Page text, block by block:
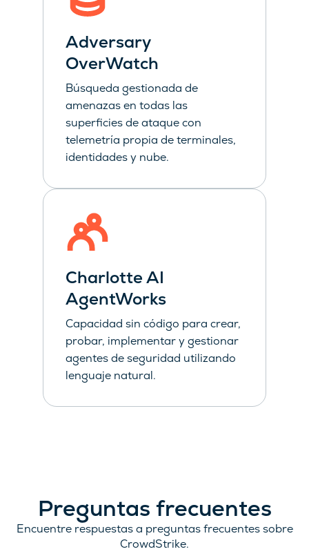
Adversary
OverWatch
Búsqueda gestionada de
amenazas en todas las
superficies de ataque con
telemetría propia de terminales,
identidades y nube.
Charlotte AI
AgentWorks
Capacidad sin código para crear,
probar, implementar y gestionar
agentes de seguridad utilizando
lenguaje natural.
Preguntas frecuentes
Encuentre respuestas a preguntas frecuentes sobre
CrowdStrike.